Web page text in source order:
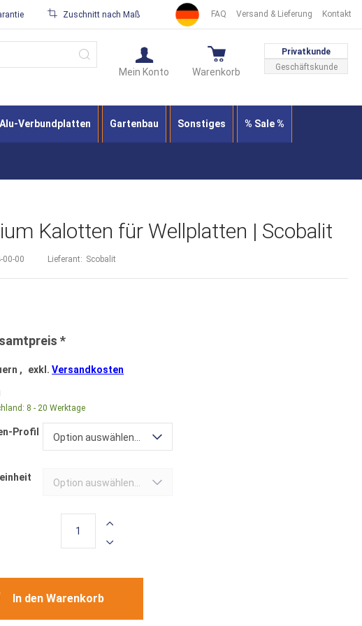
FAQ Versand & Lieferung Kontakt
Zuschnitt nach Maß
Privatkunde
Geschäftskunde
Warenkorb
Mein Konto
Alu-Verbundplatten Gartenbau Sonstiges % Sale %
Kalotten für Wellplatten | Scobalit
00-00 Lieferant: Scobalit
, exkl.Versandkosten
8 - 20 Werktage
Profil Option auswählen...
Option auswählen...
In den Warenkorb